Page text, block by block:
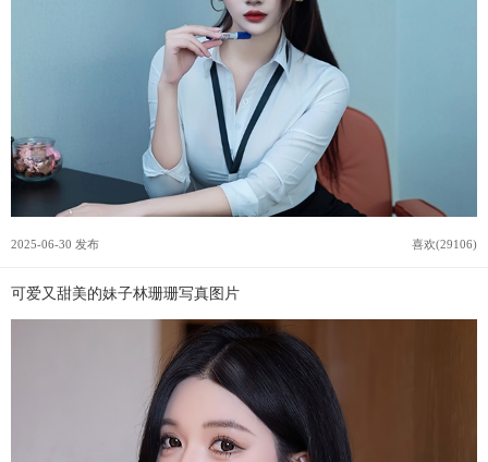
2025-06-30 发布 喜欢(29106)
可爱又甜美的妹子林珊珊写真图片